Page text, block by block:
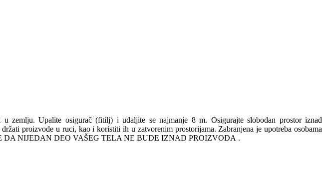
zemlju. Upalite osigurač (fitilj) i udaljite se najmanje 8 m. Osigurajte slobodan prostor iznad
proizvode u ruci, kao i koristiti ih u zatvorenim prostorijama. Zabranjena je upotreba osobama
DA NIJEDAN DEO VAŠEG TELA NE BUDE IZNAD PROIZVODA .